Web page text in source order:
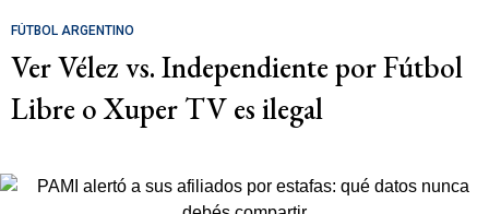
FÚTBOL ARGENTINO
Ver Vélez vs. Independiente por Fútbol
Libre o Xuper TV es ilegal